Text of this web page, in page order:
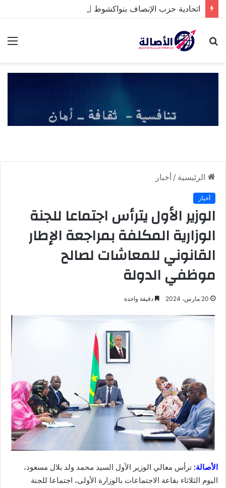
بحث
الرئيسية / أخبار
أخبار
الوزير الأول يترأس اجتماعا للجنة
الوزارية المكلفة بمراجعة الإطار
القانوني للمعاشات لصالح
موظفي الدولة
20 مارس، 2024 دقيقة واحدة
الأصالة: ترأس معالي الوزير الأول السيد محمد ولد بلال مسعود،
اليوم الثلاثاء بقاعة الاجتماعات بالوزارة الأولى، اجتماعا للجنة